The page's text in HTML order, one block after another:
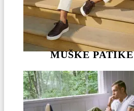
MUŠKE PATIKE